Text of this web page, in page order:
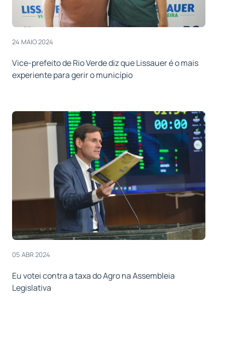
24 MAIO 2024
Vice-prefeito de Rio Verde diz que Lissauer é o mais
experiente para gerir o município
05 ABR 2024
Eu votei contra a taxa do Agro na Assembleia
Legislativa